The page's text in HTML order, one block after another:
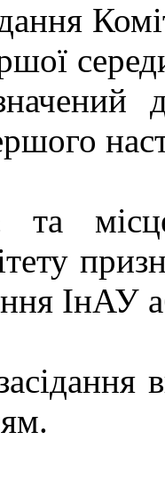
місце
ІнАУ